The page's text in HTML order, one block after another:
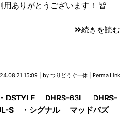
ありがとうございます！ 皆
続きを読む
15:09 by つりどうぐ一休 Perma Link
DSTYLE DHRS-63L DHRS-
S ・シグナル マッドバズ